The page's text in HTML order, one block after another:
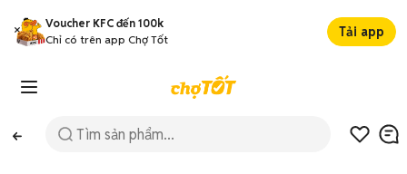
Voucher KFC đến 100k
Chỉ có trên app Chợ Tốt
Tải app